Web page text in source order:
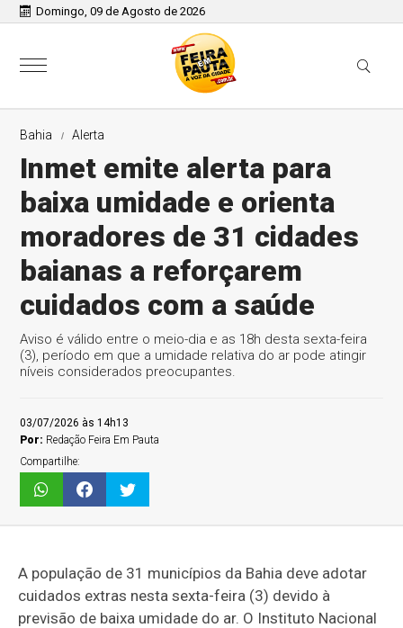
Domingo, 09 de Agosto de 2026
Bahia Alerta
Inmet emite alerta para
baixa umidade e orienta
moradores de 31 cidades
baianas a reforçarem
cuidados com a saúde
Aviso é válido entre o meio-dia e as 18h desta sexta-feira
(3), período em que a umidade relativa do ar pode atingir
níveis considerados preocupantes.
03/07/2026 às 14h13
Por: Redação Feira Em Pauta
Compartilhe:
A população de 31 municípios da Bahia deve adotar
cuidados extras nesta sexta-feira (3) devido à
previsão de baixa umidade do ar. O Instituto Nacional